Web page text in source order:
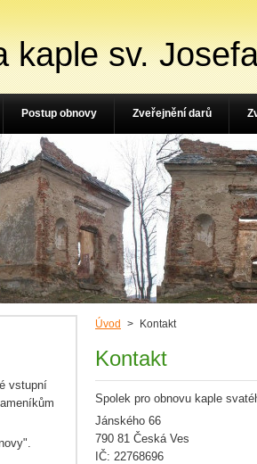
kaple sv.
Úvod > Kontakt
Kontakt
Spolek pro obnovu kaple
Jánského 66
790 81 Česká Ves
IČ: 22768696
vstupní
Postup obnovy Zveřejnění darů